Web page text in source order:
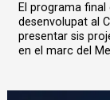
El programa
desenvolupat al
presentar sis
en el marc del